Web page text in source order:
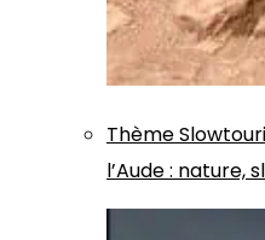
Thème
l’Aude : nature,